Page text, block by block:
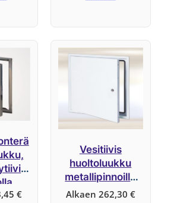
B1-
€
Vesitiivis
huoltoluukku
metallipinnoilla
(B-EXTW)
Alkaen 262,30 €